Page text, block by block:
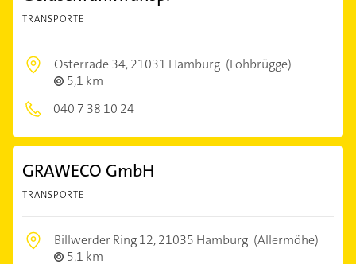
TRANSPORTE
Osterrade 34,21031 Hamburg (Lohbrügge)
5,1 km
040 7 38 10 24
GRAWECO GmbH
TRANSPORTE
Billwerder Ring 12,21035 Hamburg (Allermöhe)
5,1 km